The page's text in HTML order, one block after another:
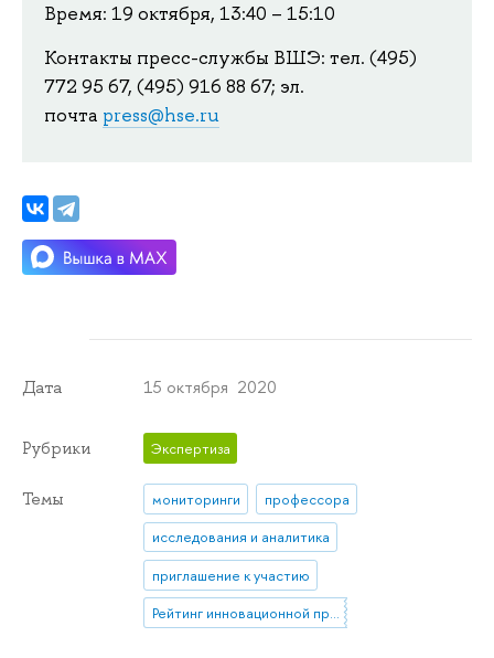
Время: 19 октября, 13:40 – 15:10
Контакты пресс-службы ВШЭ: тел. (495)
772 95 67, (495) 916 88 67; эл.
почта press@hse.ru
Дата 15 октября 2020
Рубрики Экспертиза
Темы мониторинги
профессора
исследования и аналитика
приглашение к участию
Рейтинг инновационной привлекательности мировых городов